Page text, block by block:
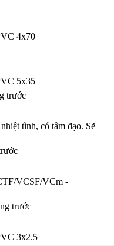
4x70
5x35
trước
tình, có tâm đạo. Sẽ
VCSF/VCm -
trước
3x2.5